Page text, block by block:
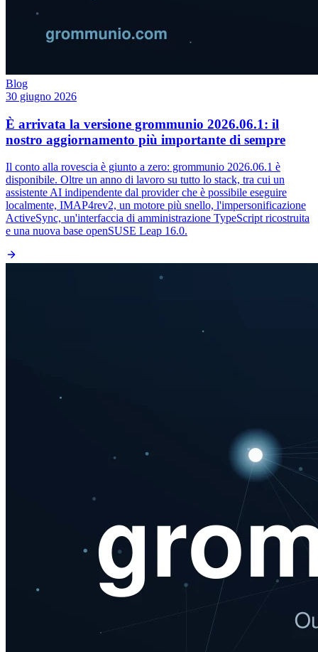
Blog
30 giugno 2026
È arrivata la versione grommunio 2026.06.1: il
nostro aggiornamento più importante di sempre
Il conto alla rovescia è giunto a zero: grommunio 2026.06.1 è
disponibile. Oltre un anno di lavoro su tutto lo stack, tra cui un
assistente AI indipendente dal provider che è possibile eseguire
localmente, IMAP4rev2, un motore più snello, l'impersonificazione
ActiveSync, un'interfaccia di amministrazione TypeScript ricostruita
e una nuova base openSUSE Leap 16.0.